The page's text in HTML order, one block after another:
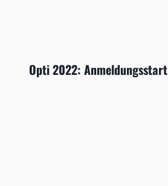
Opti 2022: